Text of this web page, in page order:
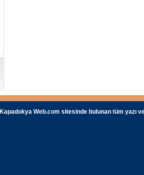
Kapadokya Web.com sitesinde bulunan tüm yazı